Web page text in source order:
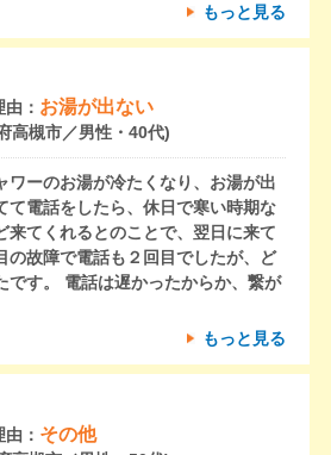
もっと見る
： お湯が出ない
高槻市／男性・40代)
ワーのお湯が冷たくなり、お湯が出
て電話をしたら、休日で寒い時期な
来てくれるとのことで、翌日に来て
の故障で電話も２回目でしたが、ど
です。 電話は遅かったからか、繋が
もっと見る
： その他